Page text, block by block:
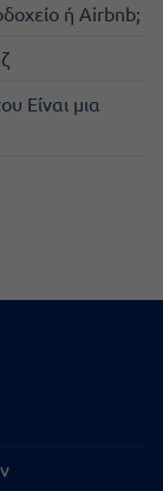
ή Airbnb;
Είναι μια